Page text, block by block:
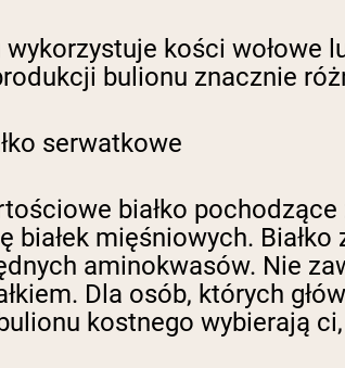
kości wołowe
bulionu znacznie
serwatkowe
białko
białek mięśniowych.
aminokwasów. Nie
Dla osób, których
kostnego wybierają